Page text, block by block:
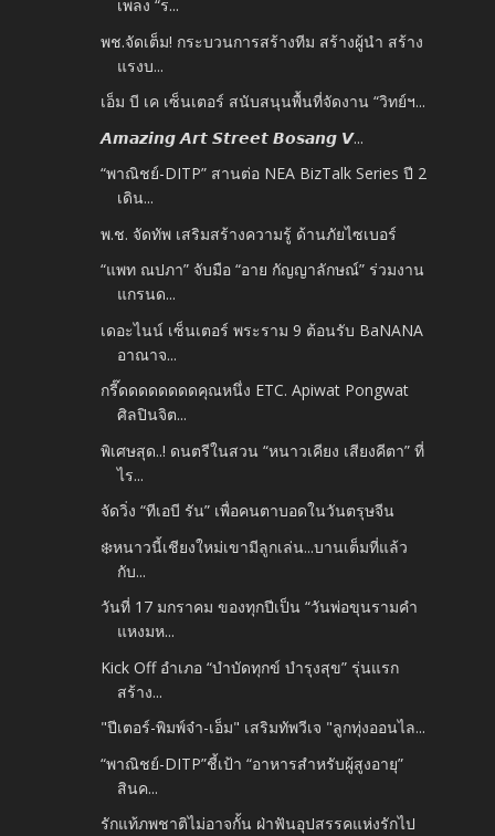
เพลง “ร...
พช.จัดเต็ม! กระบวนการสร้างทีม สร้างผู้นำ สร้าง
แรงบ...
เอ็ม บี เค เซ็นเตอร์ สนับสนุนพื้นที่จัดงาน “วิทย์ฯ...
𝘼𝙢𝙖𝙯𝙞𝙣𝙜 𝘼𝙧𝙩 𝙎𝙩𝙧𝙚𝙚𝙩 𝘽𝙤𝙨𝙖𝙣𝙜 𝙑...
“พาณิชย์-DITP” สานต่อ NEA BizTalk Series ปี 2
เดิน...
พ.ช. จัดทัพ เสริมสร้างความรู้ ด้านภัยไซเบอร์
“แพท ณปภา” จับมือ “อาย กัญญาลักษณ์” ร่วมงาน
แกรนด...
เดอะไนน์ เซ็นเตอร์ พระราม 9 ต้อนรับ BaNANA
อาณาจ...
กรี๊ดดดดดดดดคุณหนึ่ง ETC. Apiwat Pongwat
ศิลปินจิต...
พิเศษสุด..! ดนตรีในสวน “หนาวเคียง เสียงคีตา” ที่
ไร...
จัดวิ่ง “ทีเอบี รัน” เพื่อคนตาบอดในวันตรุษจีน
❄️หนาวนี้เชียงใหม่เขามีลูกเล่น...บานเต็มที่แล้ว
กับ...
วันที่ 17 มกราคม ของทุกปีเป็น “วันพ่อขุนรามคำ
แหงมห...
Kick Off อำเภอ “บำบัดทุกข์ บำรุงสุข” รุ่นแรก
สร้าง...
"ปีเตอร์-พิมพ์จ๋า-เอ็ม" เสริมทัพวีเจ "ลูกทุ่งออนไล...
“พาณิชย์-DITP”ชี้เป้า “อาหารสำหรับผู้สูงอายุ”
สินค...
รักแท้ภพชาติไม่อาจกั้น ฝ่าฟันอุปสรรคแห่งรักไป